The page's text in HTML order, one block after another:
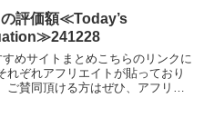
れば、少なからず長期投資を始め
評価額≪Today’s
めサイトまとめこちらのリンクに
れぞれアフリエイトが貼っており
ご賛同頂ける方はぜひ、アフリエ